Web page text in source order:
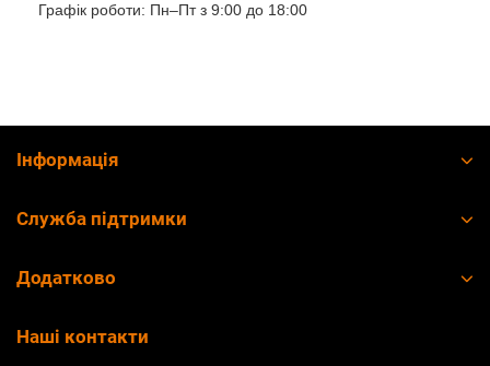
Графік роботи: Пн–Пт з 9:00 до 18:00
Інформація
Служба підтримки
Додатково
Наші контакти